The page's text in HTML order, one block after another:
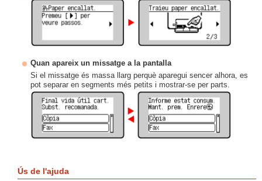
Quan apareix un missatge a la pantalla
Si el missatge és massa llarg perquè aparegui sencer alhora, es
pot separar en segments més petits i mostrar-se per parts.
Ús de l'ajuda